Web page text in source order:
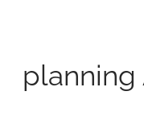
planning